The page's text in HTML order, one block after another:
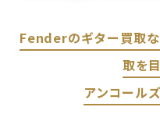
Fenderのギター買取
取を
アンコール